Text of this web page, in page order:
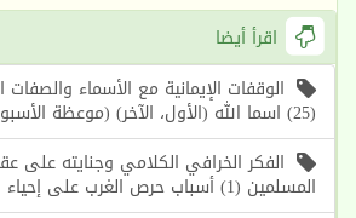
اقرأ أيضا
الوقفات الإيمانية مع الأسماء والصفات
(25) اسما الله (الأول، الآخر) (موعظة الأسبوع)
الفكر الخرافي الكلامي وجنايته على
المسلمين (1) أسباب حرص الغرب على إحياء هذا الفكر (1)